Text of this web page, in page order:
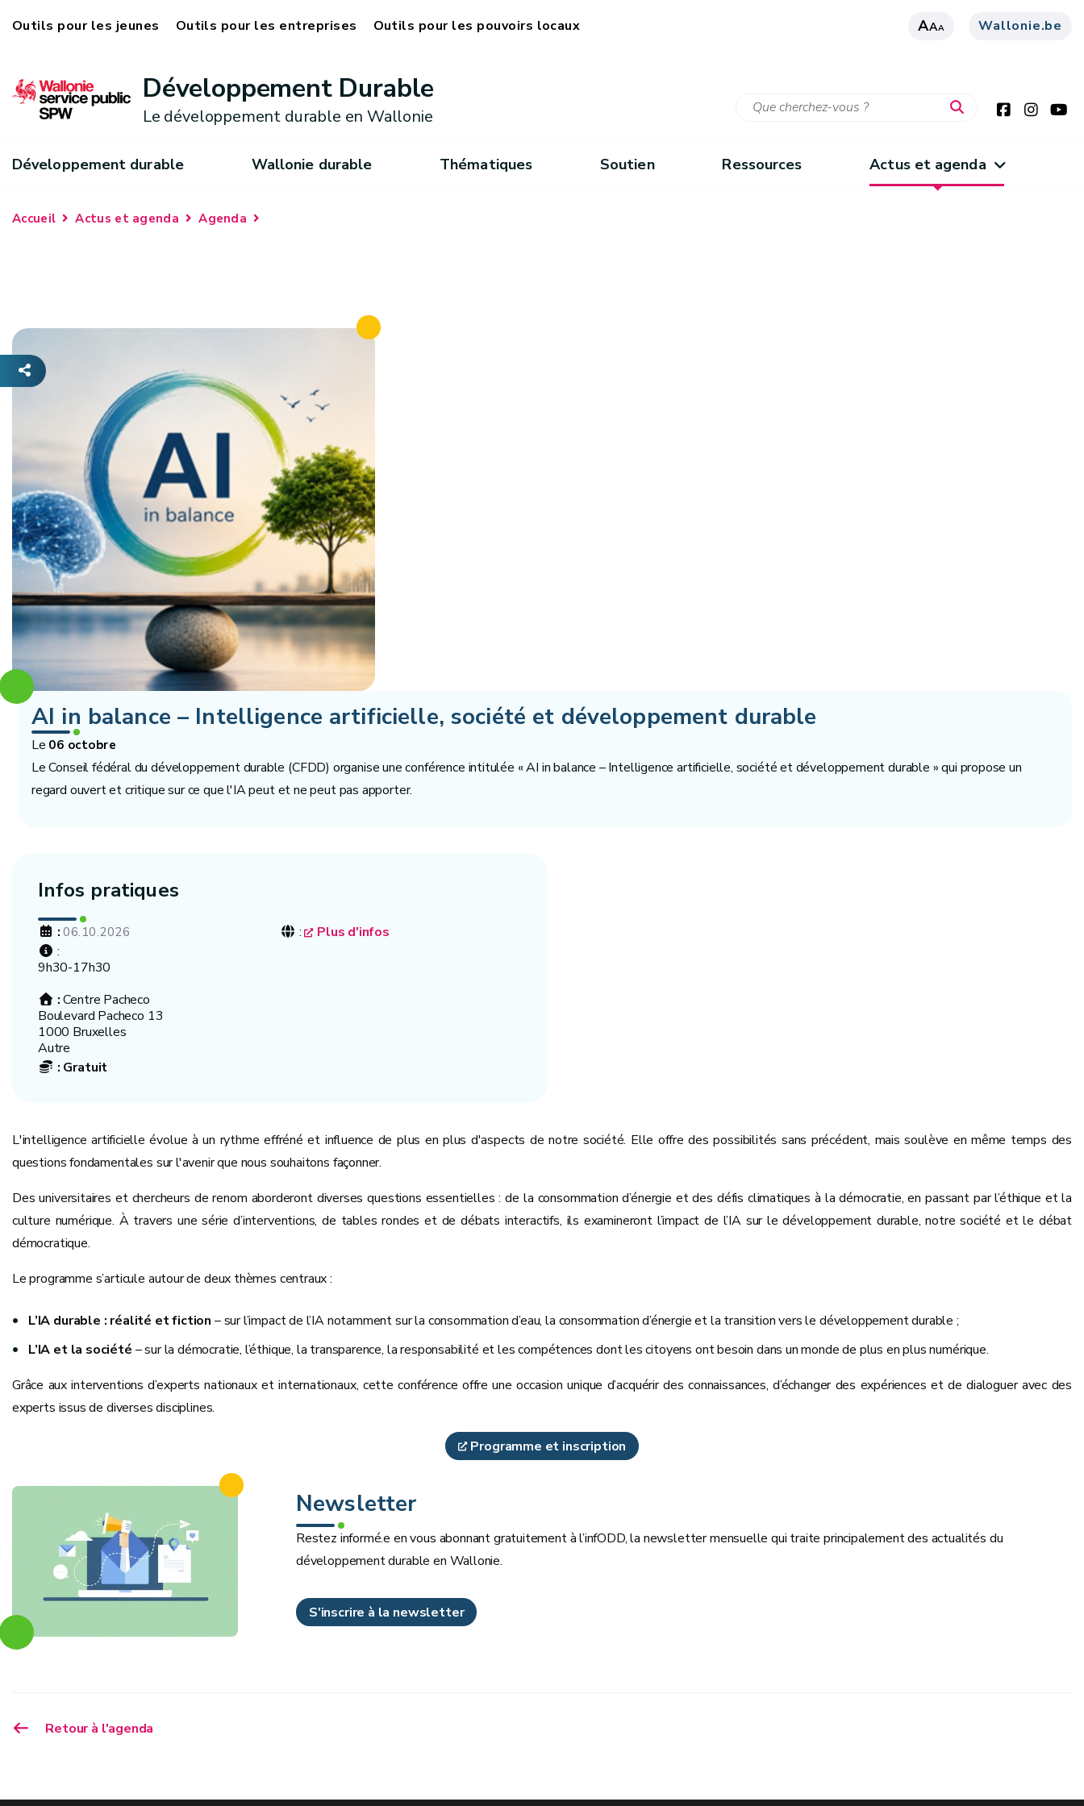
Outils pour les jeunes Outils pour les entreprises Outils pour les pouvoirs locaux AAA Wallonie.be
Développement Durable
Le développement durable en Wallonie
Développement durable Wallonie durable Thématiques Soutien Ressources Actus et agenda
Accueil Actus et agenda Agenda
AI in balance – Intelligence artificielle, société et développement durable
Le 06 octobre
Le Conseil fédéral du développement durable (CFDD) organise une conférence intitulée « AI in balance – Intelligence artificielle, société et développement durable » qui propose un
regard ouvert et critique sur ce que l'IA peut et ne peut pas apporter.
Infos pratiques
: 06.10.2026
:
9h30-17h30
:Centre Pacheco
Boulevard Pacheco 13
1000 Bruxelles
Autre
: Gratuit
: Plus d'infos
L'intelligence artificielle évolue à un rythme effréné et influence de plus en plus d'aspects de notre société. Elle offre des possibilités sans précédent, mais soulève en même temps des
questions fondamentales sur l'avenir que nous souhaitons façonner.
Des universitaires et chercheurs de renom aborderont diverses questions essentielles : de la consommation d’énergie et des défis climatiques à la démocratie, en passant par l’éthique et la
culture numérique. À travers une série d’interventions, de tables rondes et de débats interactifs, ils examineront l’impact de l’IA sur le développement durable, notre société et le débat
démocratique.
Le programme s’articule autour de deux thèmes centraux :
L’IA durable : réalité et fiction – sur l’impact de l’IA notamment sur la consommation d’eau, la consommation d’énergie et la transition vers le développement durable ;
L’IA et la société – sur la démocratie, l’éthique, la transparence, la responsabilité et les compétences dont les citoyens ont besoin dans un monde de plus en plus numérique.
Grâce aux interventions d’experts nationaux et internationaux, cette conférence offre une occasion unique d’acquérir des connaissances, d’échanger des expériences et de dialoguer avec des
experts issus de diverses disciplines.
Programme et inscription
Newsletter
Restez informé.e en vous abonnant gratuitement à l’infODD, la newsletter mensuelle qui traite principalement des actualités du
développement durable en Wallonie.
S'inscrire à la newsletter
Retour à l'agenda